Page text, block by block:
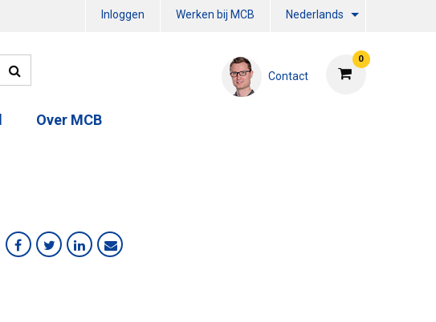
Inloggen Werken bij MCB Nederlands
0
Contact
Over MCB